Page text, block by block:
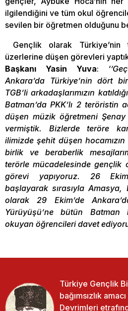
ilgilendiğini ve tüm okul
sevilen bir öğretmen olduğunu
Gençlik olarak Türkiye’nin
üzerlerine düşen görevleri
Başkanı Yasin Yuva:
Ankara’da Türkiye’nin dört
TGB’li arkadaşlarımızın
Batman’da PKK’lı 2 teröristin
düşen müzik öğretmeni Şenay
vermiştik. Bizlerde teröre
ilimizde şehit düşen
birlik ve beraberlik
terörle mücadelesinde gençlik
görevi yapıyoruz. 26
başlayarak sırasıyla
olarak 29 Ekim’de
Yürüyüşü’ne bütün Batman
okuyan öğrencileri davet
Türkiye Gençlik
bağımsızlık
Devrimleri